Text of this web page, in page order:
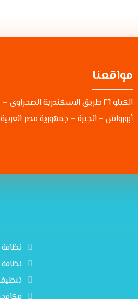
مواقعنا
الكيلو ٢٦ طريق الاسكندرية الصحراوى –
أبورواش – الجيزة – جمهورية مصر العربية
نظافة